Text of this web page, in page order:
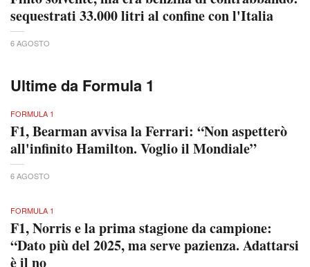
sequestrati 33.000 litri al confine con l'Italia
6 AGOSTO
Ultime da Formula 1
FORMULA 1
F1, Bearman avvisa la Ferrari: “Non aspetterò
all'infinito Hamilton. Voglio il Mondiale”
6 AGOSTO
FORMULA 1
F1, Norris e la prima stagione da campione:
“Dato più del 2025, ma serve pazienza. Adattarsi
è il no